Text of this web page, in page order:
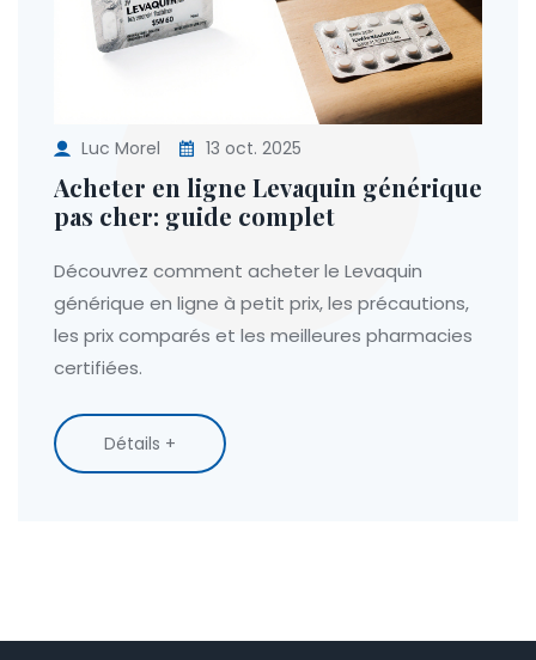
Luc Morel 13 oct. 2025
Acheter en ligne Levaquin générique
pas cher: guide complet
Découvrez comment acheter le Levaquin
générique en ligne à petit prix, les précautions,
les prix comparés et les meilleures pharmacies
certifiées.
Détails +